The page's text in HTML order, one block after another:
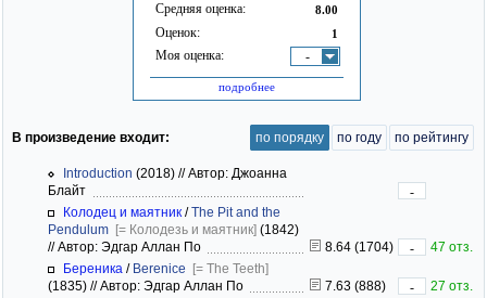
Средняя оценка: 8.00
Оценок: 1
Моя оценка: -
подробнее
В произведение входит: по порядку по году по рейтингу
Introduction (2018) //Автор: Джоанна
Блайт
-
Колодец и маятник /The Pit and the
Pendulum [= Колодезь и маятник] (1842)
//Автор: Эдгар Аллан По 8.64 (1704) -
47 отз.
Береника / Berenice [= The Teeth]
(1835) //Автор: Эдгар Аллан По 7.63 (888) -
27 отз.